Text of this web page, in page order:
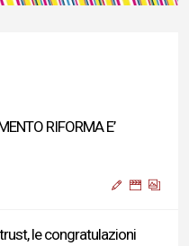
RIFORMA E’
le congratulazioni